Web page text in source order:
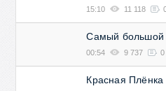
15:10 11 118
Самый большой
00:54 9 737 0
Красная Плёнка